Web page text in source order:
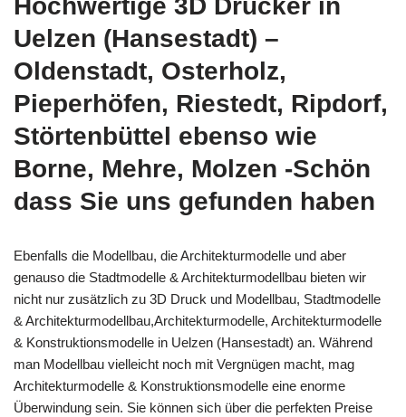
Hochwertige 3D Drucker in
Uelzen (Hansestadt) –
Oldenstadt, Osterholz,
Pieperhöfen, Riestedt, Ripdorf,
Störtenbüttel ebenso wie
Borne, Mehre, Molzen -Schön
dass Sie uns gefunden haben
Ebenfalls die Modellbau, die Architekturmodelle und aber
genauso die Stadtmodelle & Architekturmodellbau bieten wir
nicht nur zusätzlich zu 3D Druck und Modellbau, Stadtmodelle
& Architekturmodellbau,Architekturmodelle, Architekturmodelle
& Konstruktionsmodelle in Uelzen (Hansestadt) an. Während
man Modellbau vielleicht noch mit Vergnügen macht, mag
Architekturmodelle & Konstruktionsmodelle eine enorme
Überwindung sein. Sie können sich über die perfekten Preise